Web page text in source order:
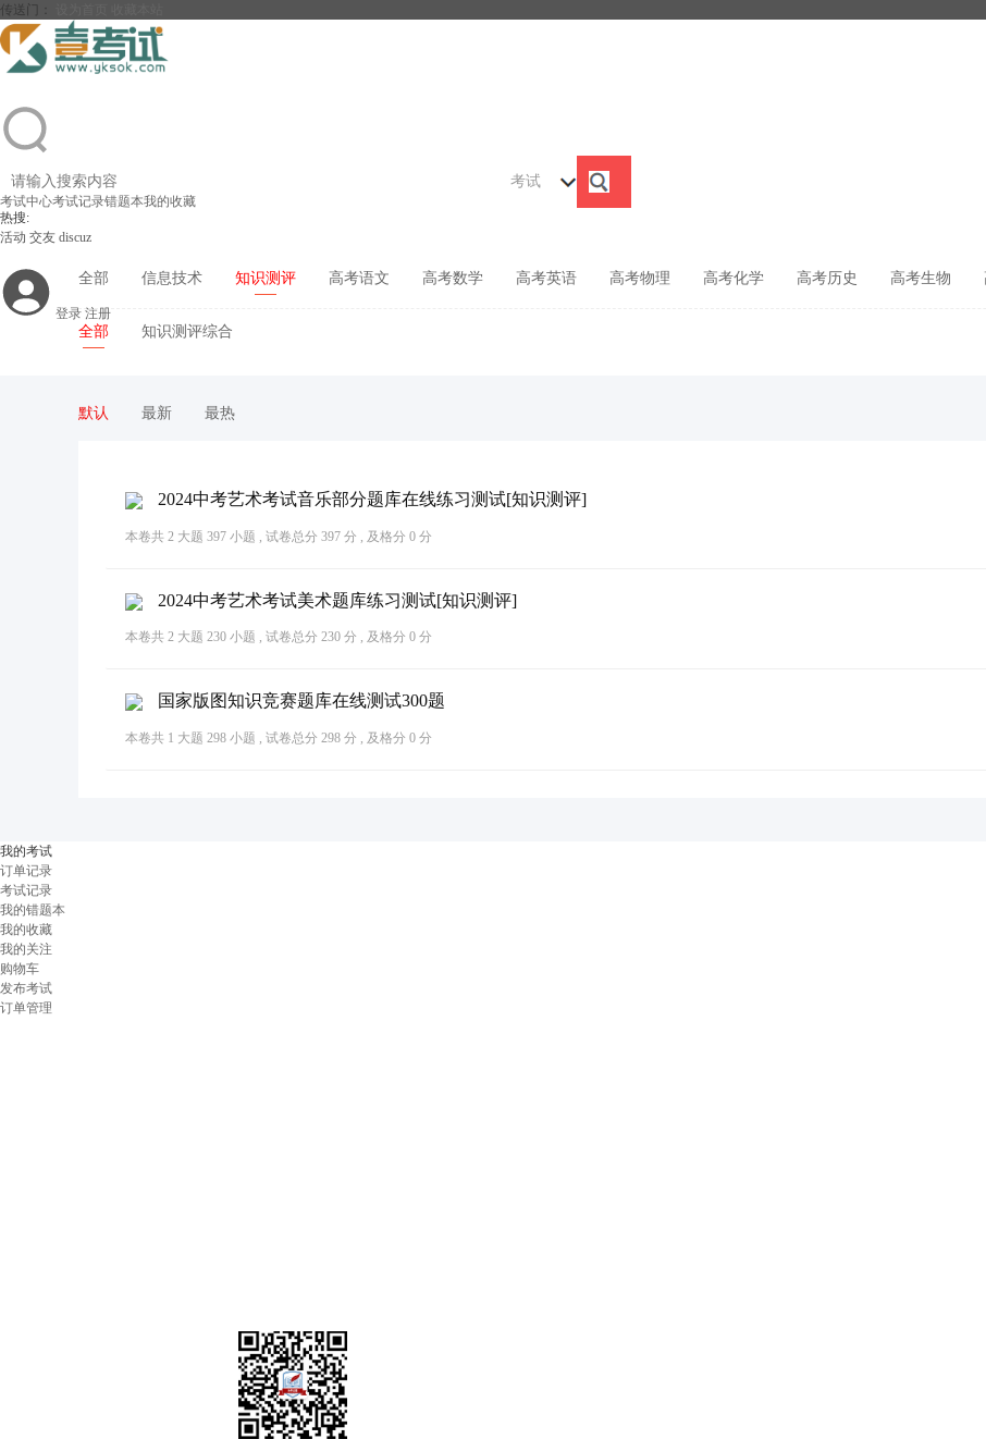
传送门：
考试
热搜:
活动 交友 discuz
登录 注册
考试中心考试记录错题本我的收藏
全部 信息技术 知识测评 高考语文 高考数学 高考英语 高考物理 高考化学 高考历史 高考生物
全部 知识测评综合
默认 最新 最热
2024中考艺术考试音乐部分题库在线练习测试[知识测评]
本卷共 2 大题 397 小题 , 试卷总分 397 分 , 及格分 0 分
2024中考艺术考试美术题库练习测试[知识测评]
本卷共 2 大题 230 小题 , 试卷总分 230 分 , 及格分 0 分
国家版图知识竞赛题库在线测试300题
本卷共 1 大题 298 小题 , 试卷总分 298 分 , 及格分 0 分
我的考试
订单记录
考试记录
我的错题本
我的收藏
我的关注
购物车
发布考试
订单管理